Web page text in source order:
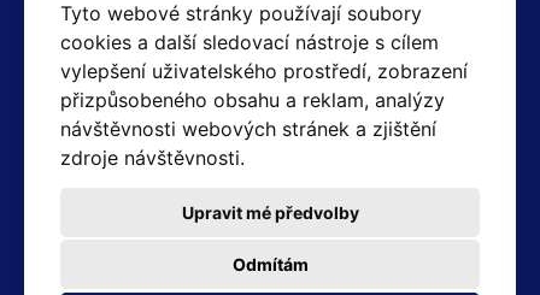
Tyto webové stránky používají soubory
cookies a další sledovací nástroje s cílem
vylepšení uživatelského prostředí, zobrazení
přizpůsobeného obsahu a reklam, analýzy
návštěvnosti webových stránek a zjištění
zdroje návštěvnosti.
Odmítám
Upravit mé předvolby
Fakturační a expediční oddělení
+420 605 259 759 (Po–Pá: 7:30 – 15:00)
Technické oddělení
+420 603 355 085 (Po–Pá: 8:00 – 16:00)
servis@hotair.cz
Platba jen v hotovosti